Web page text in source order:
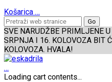
Košarica …
SVE NARUDŽBE PRIMLJENE
SRPNJA I 16. KOLOVOZA BIT
KOLOVOZA. HVALA!
…
Loading cart contents...